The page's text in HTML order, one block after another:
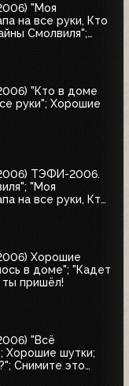
"Моя
на все руки, Кто
Смолвиля";
"Кто в доме
руки"; Хорошие
ТЭФИ-2006.
"Моя
на все руки, Кто
Хорошие
в доме"; "Кадет
ты пришёл!
"Всё
Хорошие шутки;
Снимите это